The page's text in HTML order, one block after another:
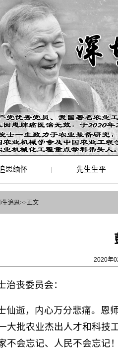
思缅怀 | 先生生平
生追思>>正文
2020年
治丧委员会：
仙逝，内心万分悲痛。恩
大批农业杰出人才和科技
不会忘记、人民不会忘记